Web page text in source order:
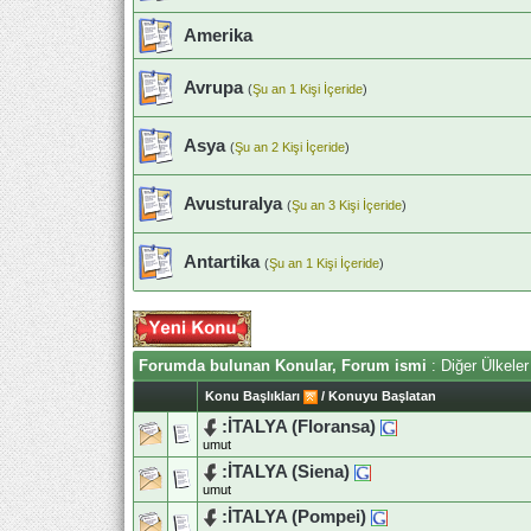
Amerika
Avrupa (Şu an 1 Kişi İçeride)
Asya (Şu an 2 Kişi İçeride)
Avusturalya (Şu an 3 Kişi İçeride)
Antartika (Şu an 1 Kişi İçeride)
Forumda bulunan Konular, Forum ismi : Diğer Ülkeler
Konu Başlıkları / Konuyu Başlatan
:İTALYA (Floransa)
umut
:İTALYA (Siena)
umut
:İTALYA (Pompei)